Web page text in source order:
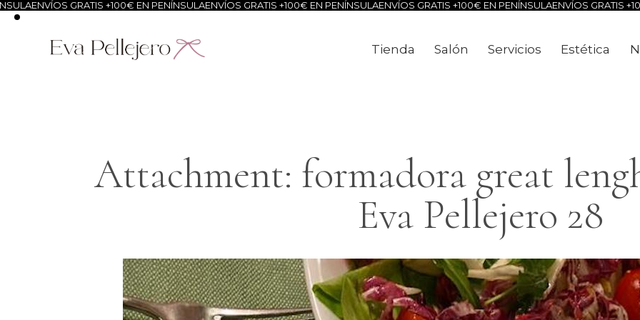
ENVÍOS GRATIS +100€ EN PENÍNSULAENVÍOS GRATIS +100€ EN PENÍNSULAENVÍOS GRATIS +100€ EN PENÍNSULAENVÍOS GRATIS +100€
Tienda Salón Servicios Estética
Attachment: formadora great
Eva Pellejero 28